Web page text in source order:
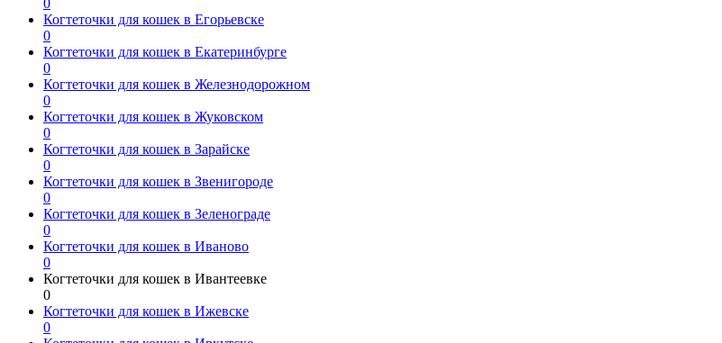
0
Когтеточки для кошек в Егорьевске
0
Когтеточки для кошек в Екатеринбурге
0
Когтеточки для кошек в Железнодорожном
0
Когтеточки для кошек в Жуковском
0
Когтеточки для кошек в Зарайске
0
Когтеточки для кошек в Звенигороде
0
Когтеточки для кошек в Зеленограде
0
Когтеточки для кошек в Иваново
0
Когтеточки для кошек в Ивантеевке
0
Когтеточки для кошек в Ижевске
0